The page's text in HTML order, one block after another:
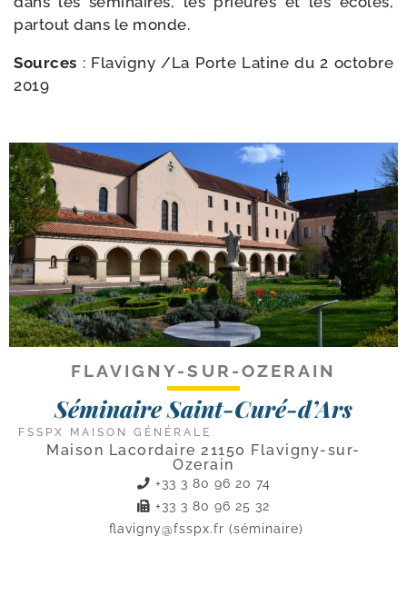
par­tout dans le monde.
Sources : Flavigny /​La Porte Latine du 2 octobre
2019
FLAVIGNY-SUR-OZERAIN
Séminaire Saint-Curé-d’Ars
FSSPX MAISON GÉNÉRALE
Maison Lacordaire 21150 Flavigny-sur-
Ozerain
+33 3 80 96 20 74
+33 3 80 96 25 32
flavigny@fsspx.fr (séminaire)